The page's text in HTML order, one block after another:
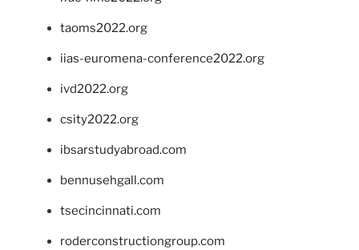
taoms2022.org
iias-euromena-conference2022.org
ivd2022.org
csity2022.org
ibsarstudyabroad.com
bennusehgall.com
tsecincinnati.com
roderconstructiongroup.com